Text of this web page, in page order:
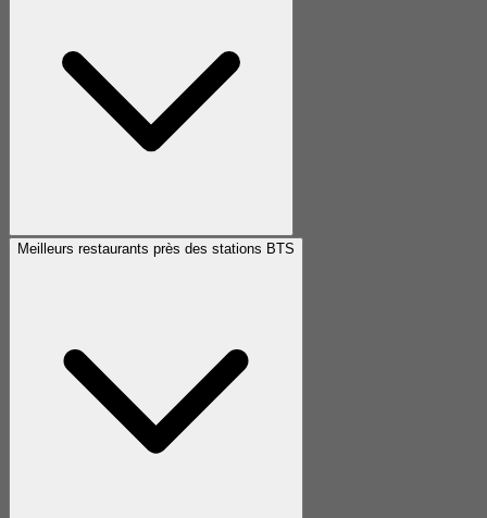
Meilleurs restaurants près des stations BTS